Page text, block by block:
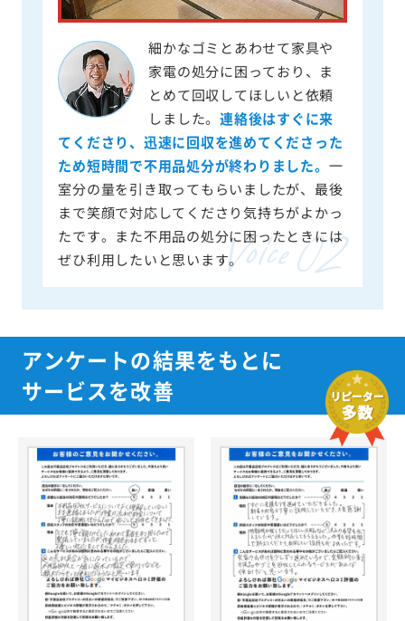
細かなゴミとあわせて家具や
家電の処分に困っており、ま
とめて回収してほしいと依頼
しました。連絡後はすぐに来
てくださり、迅速に回収を進めてくださった
ため短時間で不用品処分が終わりました。 一
室分の量を引き取ってもらいましたが、最後
まで笑顔で対応してくださり気持ちがよかっ
たです。また不用品の処分に困ったときには
ぜひ利用したいと思います。
アンケートの結果をもとに
サービスを改善